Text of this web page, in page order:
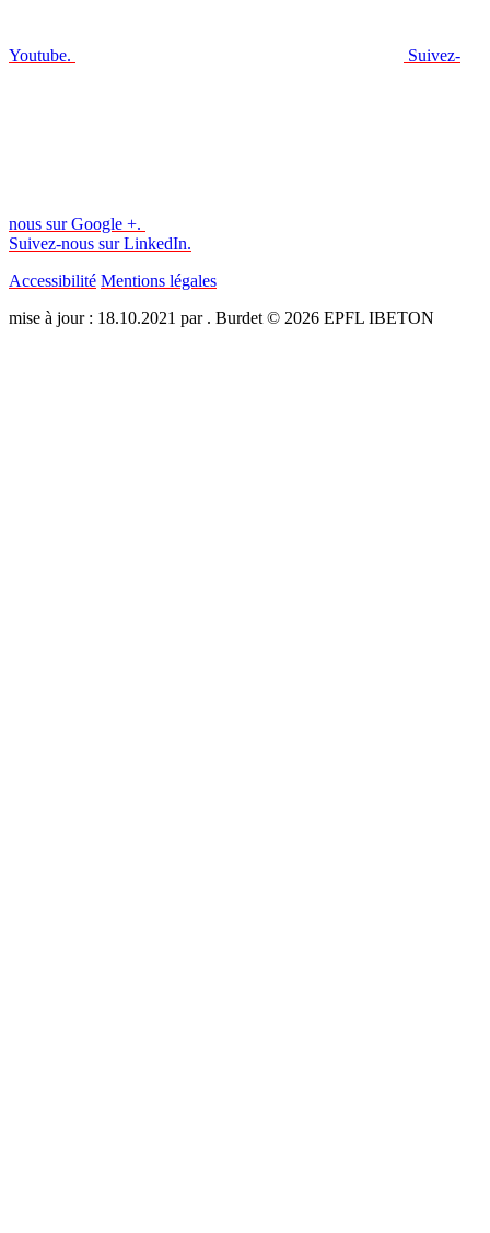
Youtube. Suivez-
nous sur Google +.
Suivez-nous sur LinkedIn.
Accessibilité Mentions légales
mise à jour : 18.10.2021 par . Burdet © 2026 EPFL IBETON